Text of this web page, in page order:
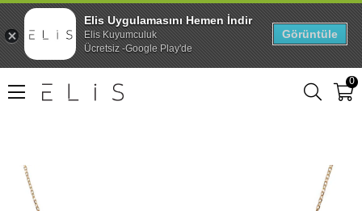
0
Elis Uygulamasını Hemen İndir
Elis Kuyumculuk
Ücretsiz -Google Play'de
Görüntüle